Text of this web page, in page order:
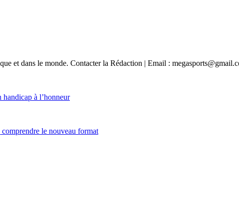
et dans le monde. Contacter la Rédaction | Email :
à l’honneur
le nouveau format